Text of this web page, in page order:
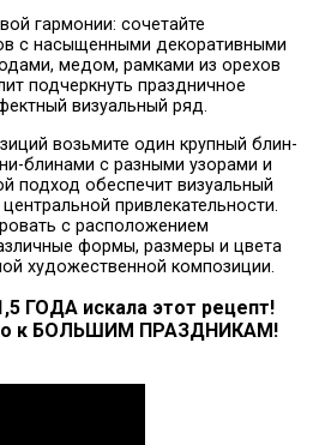
гармонии: сочетайте
с насыщенными декоративными
медом, рамками из орехов
подчеркнуть праздничное
визуальный ряд.
возьмите один крупный блин-
блинами с разными узорами и
подход обеспечит визуальный
привлекательности.
с расположением
формы, размеры и цвета
художественной композиции.
ГОДА искала этот рецепт!
к БОЛЬШИМ ПРАЗДНИКАМ!